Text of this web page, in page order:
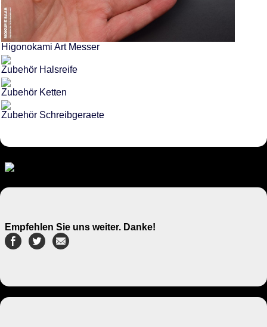
Higonokami Art Messer
Zubehör Halsreife
Zubehör Ketten
Zubehör Schreibgeraete
Empfehlen Sie uns weiter. Danke!